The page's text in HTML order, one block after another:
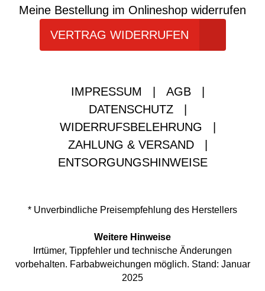
Meine Bestellung im Onlineshop widerrufen
VERTRAG WIDERRUFEN
IMPRESSUM AGB
DATENSCHUTZ
WIDERRUFSBELEHRUNG
ZAHLUNG & VERSAND
ENTSORGUNGSHINWEISE
* Unverbindliche Preisempfehlung des Herstellers
Weitere Hinweise
Irrtümer, Tippfehler und technische Änderungen
vorbehalten. Farbabweichungen möglich. Stand: Januar
2025